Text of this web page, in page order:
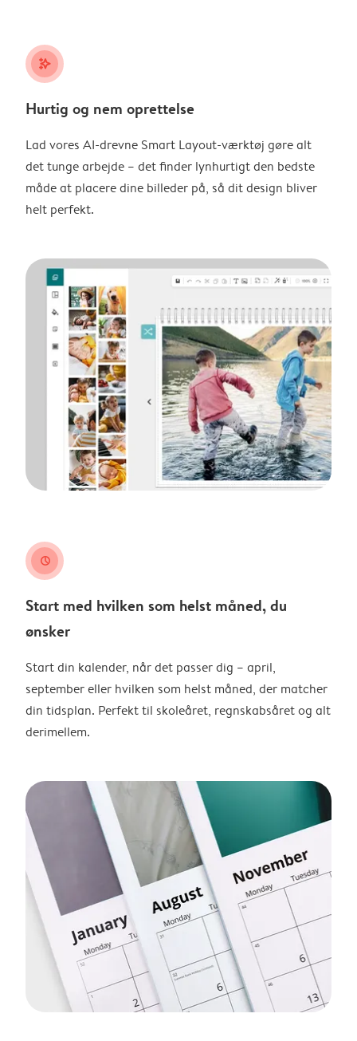
stars_plus
Hurtig og nem oprettelse
Lad vores AI-drevne Smart Layout-værktøj gøre alt
det tunge arbejde – det finder lynhurtigt den bedste
måde at placere dine billeder på, så dit design bliver
helt perfekt.
clock
Start med hvilken som helst måned, du
ønsker
Start din kalender, når det passer dig – april,
september eller hvilken som helst måned, der matcher
din tidsplan. Perfekt til skoleåret, regnskabsåret og alt
derimellem.